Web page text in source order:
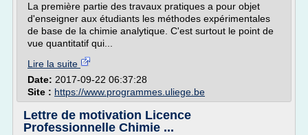
La première partie des travaux pratiques a pour objet
d'enseigner aux étudiants les méthodes expérimentales
de base de la chimie analytique. C'est surtout le point de
vue quantitatif qui...
Lire la suite
Date: 2017-09-22 06:37:28
Site : https://www.programmes.uliege.be
Lettre de motivation Licence
Professionnelle Chimie ...